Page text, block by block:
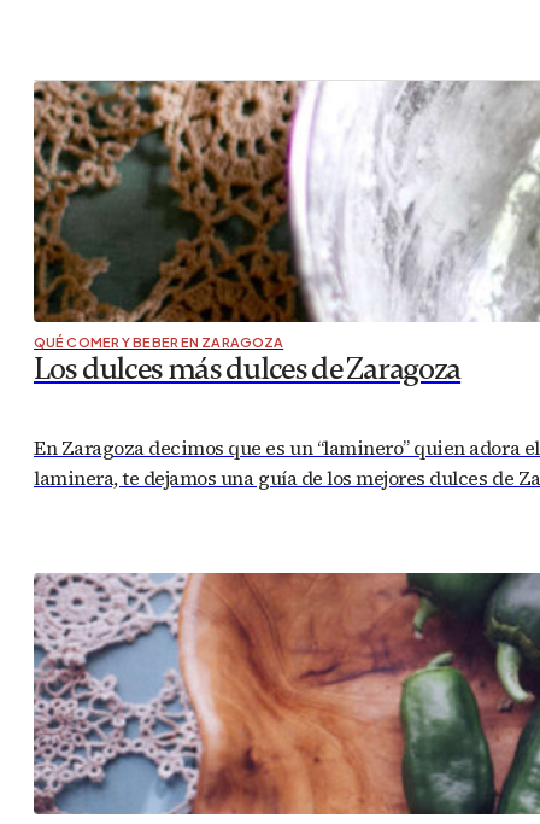
QUÉ COMER Y BEBER EN ZARAGOZA
Los dulces más dulces de Zaragoza
En Zaragoza decimos que es un “laminero” quien adora
laminera, te dejamos una guía de los mejores dulces de